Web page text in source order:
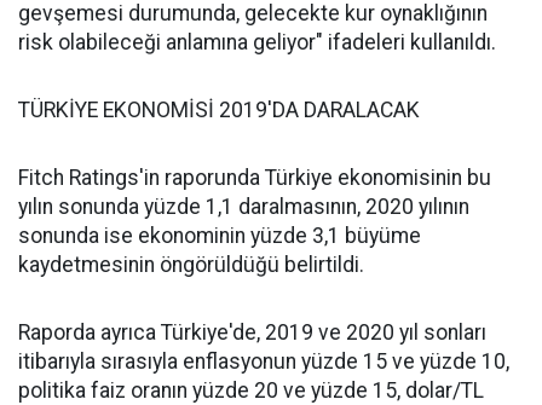
gevşemesi durumunda, gelecekte kur oynaklığının
risk olabileceği anlamına geliyor" ifadeleri kullanıldı.
TÜRKİYE EKONOMİSİ 2019'DA DARALACAK
Fitch Ratings'in raporunda Türkiye ekonomisinin bu
yılın sonunda yüzde 1,1 daralmasının, 2020 yılının
sonunda ise ekonominin yüzde 3,1 büyüme
kaydetmesinin öngörüldüğü belirtildi.
Raporda ayrıca Türkiye'de, 2019 ve 2020 yıl sonları
itibarıyla sırasıyla enflasyonun yüzde 15 ve yüzde 10,
politika faiz oranın yüzde 20 ve yüzde 15, dolar/TL